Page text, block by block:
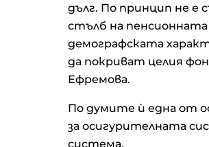
дълг. По принцип не е
стълб на
демографската
да покриват целия
Ефремова.
По думите ѝ една от
за осигурителната
система.